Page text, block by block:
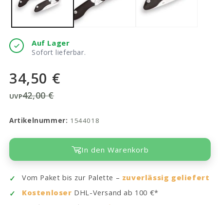
Auf Lager
Sofort lieferbar.
34,50 €
UVP42,00 €
Artikelnummer: 1544018
In den Warenkorb
Vom Paket bis zur Palette – zuverlässig geliefert
Kostenloser DHL-Versand ab 100 €*